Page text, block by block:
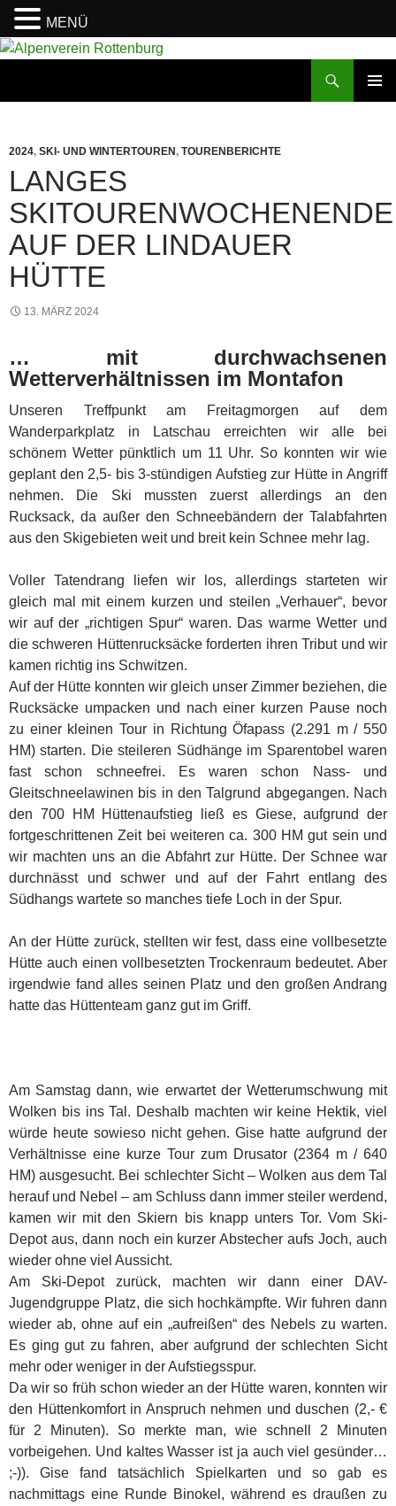
Zum
2024, SKI- UND WINTERTOUREN, TOURENBERICHTE
LANGES
SKITOURENWOCHENENDE
AUF DER LINDAUER
HÜTTE
13. MÄRZ 2024
… mit durchwachsenen
Wetterverhältnissen im Montafon
Unseren Treffpunkt am Freitagmorgen auf dem
Wanderparkplatz in Latschau erreichten wir alle bei
schönem Wetter pünktlich um 11 Uhr. So konnten wir wie
geplant den 2,5- bis 3-stündigen Aufstieg zur Hütte in Angriff
nehmen. Die Ski mussten zuerst allerdings an den
Rucksack, da außer den Schneebändern der Talabfahrten
aus den Skigebieten weit und breit kein Schnee mehr lag.
Voller Tatendrang liefen wir los, allerdings starteten wir
gleich mal mit einem kurzen und steilen „Verhauer“, bevor
wir auf der „richtigen Spur“ waren. Das warme Wetter und
die schweren Hüttenrucksäcke forderten ihren Tribut und wir
kamen richtig ins Schwitzen.
Auf der Hütte konnten wir gleich unser Zimmer beziehen, die
Rucksäcke umpacken und nach einer kurzen Pause noch
zu einer kleinen Tour in Richtung Öfapass (2.291 m / 550
HM) starten. Die steileren Südhänge im Sparentobel waren
fast schon schneefrei. Es waren schon Nass- und
Gleitschneelawinen bis in den Talgrund abgegangen. Nach
den 700 HM Hüttenaufstieg ließ es Giese, aufgrund der
fortgeschrittenen Zeit bei weiteren ca. 300 HM gut sein und
wir machten uns an die Abfahrt zur Hütte. Der Schnee war
durchnässt und schwer und auf der Fahrt entlang des
Südhangs wartete so manches tiefe Loch in der Spur.
An der Hütte zurück, stellten wir fest, dass eine vollbesetzte
Hütte auch einen vollbesetzten Trockenraum bedeutet. Aber
irgendwie fand alles seinen Platz und den großen Andrang
hatte das Hüttenteam ganz gut im Griff.
Am Samstag dann, wie erwartet der Wetterumschwung mit
Wolken bis ins Tal. Deshalb machten wir keine Hektik, viel
würde heute sowieso nicht gehen. Gise hatte aufgrund der
Verhältnisse eine kurze Tour zum Drusator (2364 m / 640
HM) ausgesucht. Bei schlechter Sicht – Wolken aus dem Tal
herauf und Nebel – am Schluss dann immer steiler werdend,
kamen wir mit den Skiern bis knapp unters Tor. Vom Ski-
Depot aus, dann noch ein kurzer Abstecher aufs Joch, auch
wieder ohne viel Aussicht.
Am Ski-Depot zurück, machten wir dann einer DAV-
Jugendgruppe Platz, die sich hochkämpfte. Wir fuhren dann
wieder ab, ohne auf ein „aufreißen“ des Nebels zu warten.
Es ging gut zu fahren, aber aufgrund der schlechten Sicht
mehr oder weniger in der Aufstiegsspur.
Da wir so früh schon wieder an der Hütte waren, konnten wir
den Hüttenkomfort in Anspruch nehmen und duschen (2,- €
für 2 Minuten). So merkte man, wie schnell 2 Minuten
vorbeigehen. Und kaltes Wasser ist ja auch viel gesünder…
;-)). Gise fand tatsächlich Spielkarten und so gab es
nachmittags eine Runde Binokel, während es draußen zu
MENÜ